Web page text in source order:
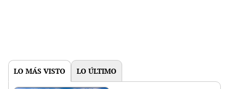
LO MÁS VISTO LO ÚLTIMO